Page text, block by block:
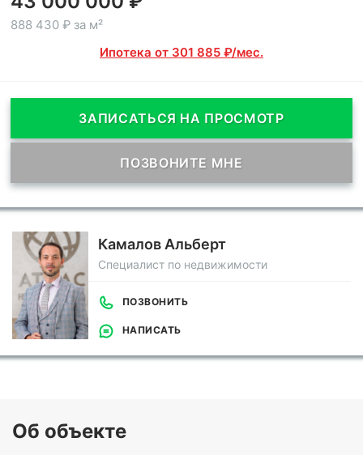
888 430 ₽ за м²
Ипотека от 301 885 ₽/мес.
ЗАПИСАТЬСЯ НА ПРОСМОТР
ПОЗВОНИТЕ МНЕ
Камалов Альберт
Специалист по недвижимости
ПОЗВОНИТЬ
НАПИСАТЬ
Об объекте